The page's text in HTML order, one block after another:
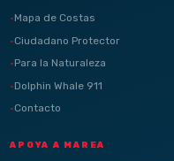
Mapa de Costas
Ciudadano Protector
Para la Naturaleza
Dolphin Whale 911
Contacto
APOYA A MAREA